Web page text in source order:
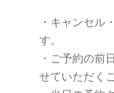
・キャンセル
す。
・ご予約の前
せていただく